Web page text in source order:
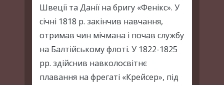
Швеції та Данії на бригу «Фенікс». У
січні 1818 р. закінчив навчання,
отримав чин мічмана і почав службу
на Балтійському флоті. У 1822-1825
рр. здійснив навколосвітнє
плавання на фрегаті «Крейсер», під